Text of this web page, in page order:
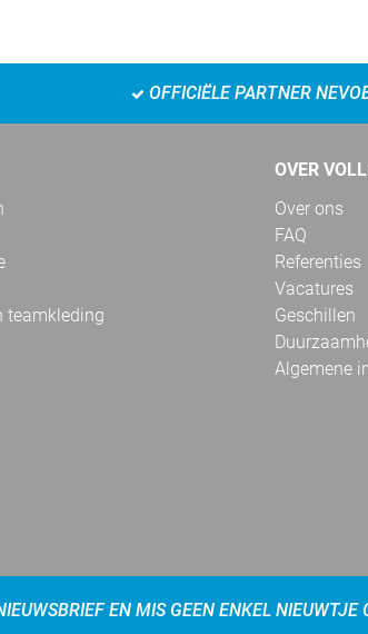
OFFICIËLE PARTNER
teamkleding
OVER
Over ons
FAQ
Referenties
Vacatures
Geschillen
Algemene
EN MIS GEEN ENKEL NIEUWTJE